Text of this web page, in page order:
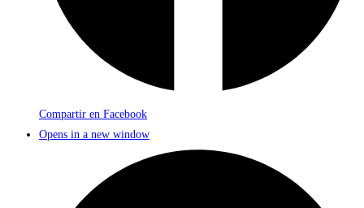
Compartir en Facebook
Opens in a new window